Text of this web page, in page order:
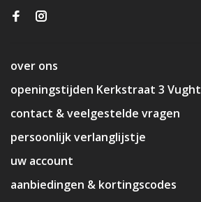
over ons
openingstijden Kerkstraat 3 Vught
contact & veelgestelde vragen
persoonlijk verlanglijstje
uw account
aanbiedingen & kortingscodes